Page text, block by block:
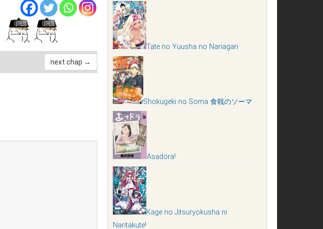
next chap →
Tate no Yuusha no Nariagari
Shokugeki no Soma 食戟のソーマ
Asadora!
Kage no Jitsuryokusha ni
Naritakute!